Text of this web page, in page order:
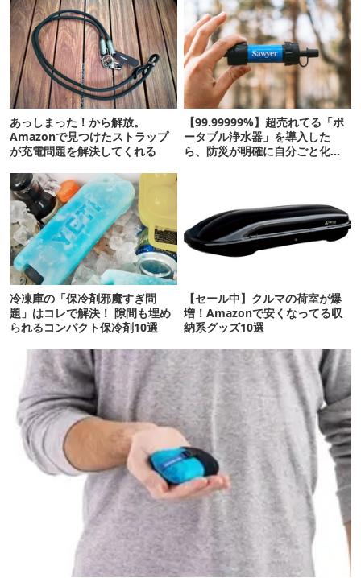
あっしまった！から解放。
Amazonで見つけたストラップ
が充電問題を解決してくれる
【99.99999%】超売れてる「ポ
ータブル浄水器」を導入した
ら、防災が明確に自分ごと化し
冷凍庫の「保冷剤邪魔すぎ問
題」はコレで解決！ 隙間も埋め
られるコンパクト保冷剤10選
【セール中】クルマの荷室が爆
増！Amazonで安くなってる収
納系グッズ10選